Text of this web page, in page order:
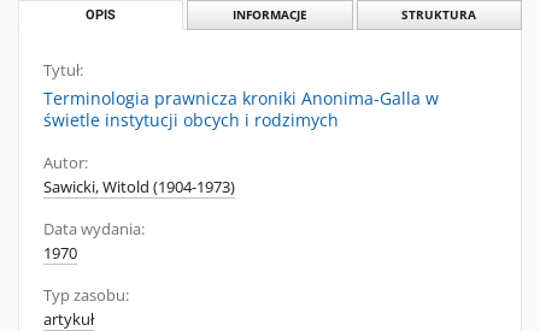
OPIS INFORMACJE STRUKTURA
Tytuł:
Terminologia prawnicza kroniki Anonima-Galla w
świetle instytucji obcych i rodzimych
Autor:
Sawicki, Witold (1904-1973)
Data wydania:
1970
Typ zasobu:
artykuł